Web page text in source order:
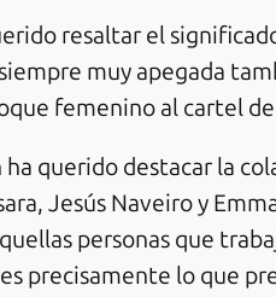
resaltar el
muy apegada
femenino al cartel
querido destacar la
Jesús Naveiro y
personas que
precisamente lo que